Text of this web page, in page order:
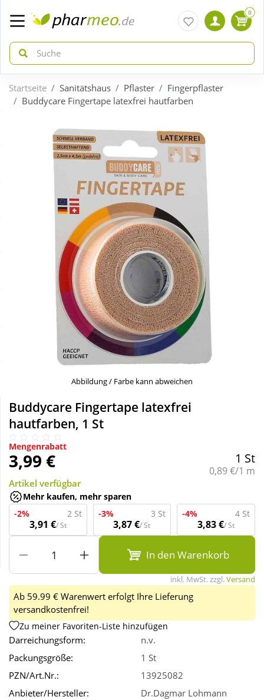
zurück
ÜBERSICHT AKTIONEN
Aktuelle Coupons
Gratis dazu
Schnäppchen
Täglich gut versorgt
zurück
ÜBERSICHT KATEGORIEN
Arzneimittel
Bio & Genuss
Körperpflege & Kosmetik
Liebe & Erotik
Nahrungsergänzung
Natur & Homöopathie
Sanitätshaus
Sport & Fitness
Tierbedarf
Wellness
0
Startseite Sanitätshaus Pflaster
Fingerpflaster
Buddycare Fingertape latexfrei hautfarben
Abbildung / Farbe kann abweichen
Buddycare Fingertape latexfrei
hautfarben, 1 St
Mengenrabatt
3,99 € 1 St
Grundpreis:
0,89 €/1 m
Artikel verfügbar
Mehr kaufen, mehr sparen
-2%
2 St
3,91 €/ St
-3% 3 St
3,87 €/ St
-4% 4 St
3,83 €/ St
In den Warenkorb
inkl. MwSt. zzgl.Versand
Ab 59.99 € Warenwert erfolgt Ihre Lieferung
versandkostenfrei!
Zu meiner Favoriten-Liste hinzufügen
Darreichungsform:
n.v.
Packungsgröße:
1 St
PZN/Art.Nr.:
13925082
Anbieter/Hersteller:
Dr.Dagmar Lohmann